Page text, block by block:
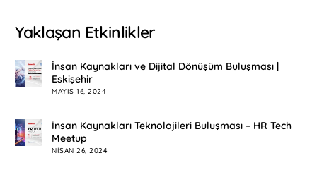
Yaklaşan Etkinlikler
İnsan Kaynakları ve Dijital Dönüşüm Buluşması |
Eskişehir
MAYIS 16, 2024
İnsan Kaynakları Teknolojileri Buluşması – HR Tech
Meetup
NISAN 26, 2024